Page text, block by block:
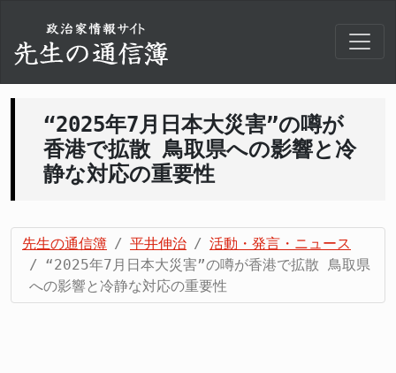
“2025年7月日本大災害”の噂が
香港で拡散 鳥取県への影響と冷
静な対応の重要性
先生の通信簿 平井伸治
活動・発言・ニュース
“2025年7月日本大災害”の噂が香港で拡散 鳥取県
への影響と冷静な対応の重要性